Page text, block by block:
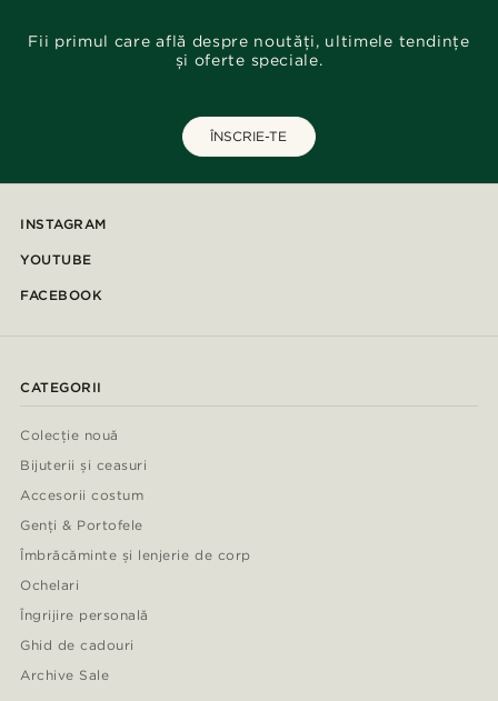
Fii primul care află despre noutăți, ultimele tendințe
și oferte speciale.
ÎNSCRIE-TE
INSTAGRAM
YOUTUBE
FACEBOOK
CATEGORII
Colecție nouă
Bijuterii și ceasuri
Accesorii costum
Genți & Portofele
Îmbrăcăminte și lenjerie de corp
Ochelari
Îngrijire personală
Ghid de cadouri
Archive Sale